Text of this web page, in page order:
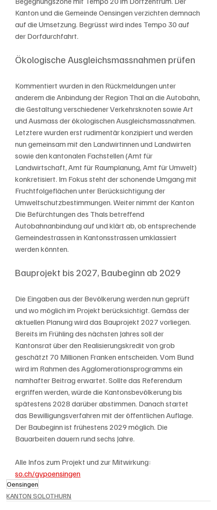
Kanton und die Gemeinde Oensingen verzichten demnach
auf die Umsetzung. Begrüsst wird indes Tempo 30 auf
der Dorfdurchfahrt.
Ökologische Ausgleichsmassnahmen prüfen
Kommentiert wurden in den Rückmeldungen unter
anderem die Anbindung der Region Thal an die Autobahn,
die Gestaltung verschiedener Verkehrsknoten sowie Art
und Ausmass der ökologischen Ausgleichsmassnahmen.
Letztere wurden erst rudimentär konzipiert und werden
nun gemeinsam mit den Landwirtinnen und Landwirten
sowie den kantonalen Fachstellen (Amt für
Landwirtschaft, Amt für Raumplanung, Amt für Umwelt)
konkretisiert. Im Fokus steht der schonende Umgang mit
Fruchtfolgeflächen unter Berücksichtigung der
Umweltschutzbestimmungen. Weiter nimmt der Kanton
Die Befürchtungen des Thals betreffend
Autobahnanbindung auf und klärt ab, ob entsprechende
Gemeindestrassen in Kantonsstrassen umklassiert
werden könnten.
Bauprojekt bis 2027, Baubeginn ab 2029
Die Eingaben aus der Bevölkerung werden nun geprüft
und wo möglich im Projekt berücksichtigt. Gemäss der
aktuellen Planung wird das Bauprojekt 2027 vorliegen.
Bereits im Frühling des nächsten Jahres soll der
Kantonsrat über den Realisierungskredit von grob
geschätzt 70 Millionen Franken entscheiden. Vom Bund
wird im Rahmen des Agglomerationsprogramms ein
namhafter Beitrag erwartet. Sollte das Referendum
ergriffen werden, würde die Kantonsbevölkerung bis
spätestens 2028 darüber abstimmen. Danach startet
das Bewilligungsverfahren mit der öffentlichen Auflage.
Der Baubeginn ist frühestens 2029 möglich. Die
Bauarbeiten dauern rund sechs Jahre.
Alle Infos zum Projekt und zur Mitwirkung:
so.ch/gvpoensingen
Oensingen
KANTON SOLOTHURN